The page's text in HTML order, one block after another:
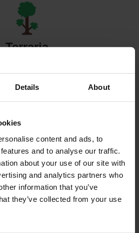
Details About
content and ads, to
and to analyse our traffic.
about your use of our site with
and analytics partners who
information that you’ve
they’ve collected from your use
Terraria
serveru
Valheim
serveru
All Games